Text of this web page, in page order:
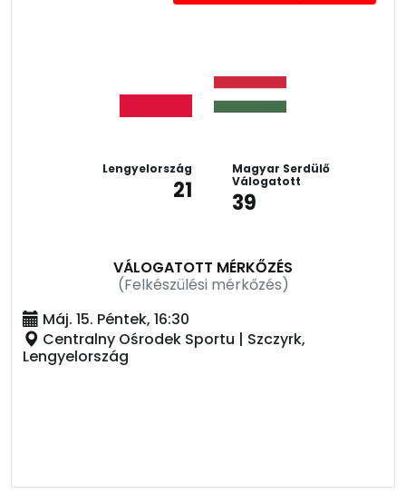
Lengyelország
21
Magyar Serdülő
Válogatott
39
VÁLOGATOTT MÉRKŐZÉS
(Felkészülési mérkőzés)
Máj. 15. Péntek, 16:30
Centralny Ośrodek Sportu | Szczyrk,
Lengyelország